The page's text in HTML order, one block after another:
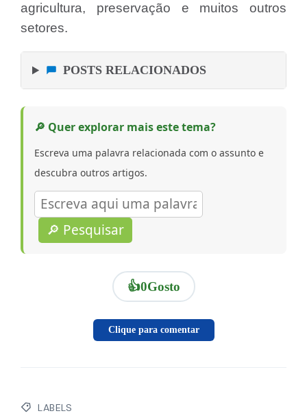
agricultura, preservação e muitos outros
setores.
POSTS RELACIONADOS
🔎 Quer explorar mais este tema?
Escreva uma palavra relacionada com o assunto e
descubra outros artigos.
🔎 Pesquisar
👍0Gosto
Clique para comentar
LABELS